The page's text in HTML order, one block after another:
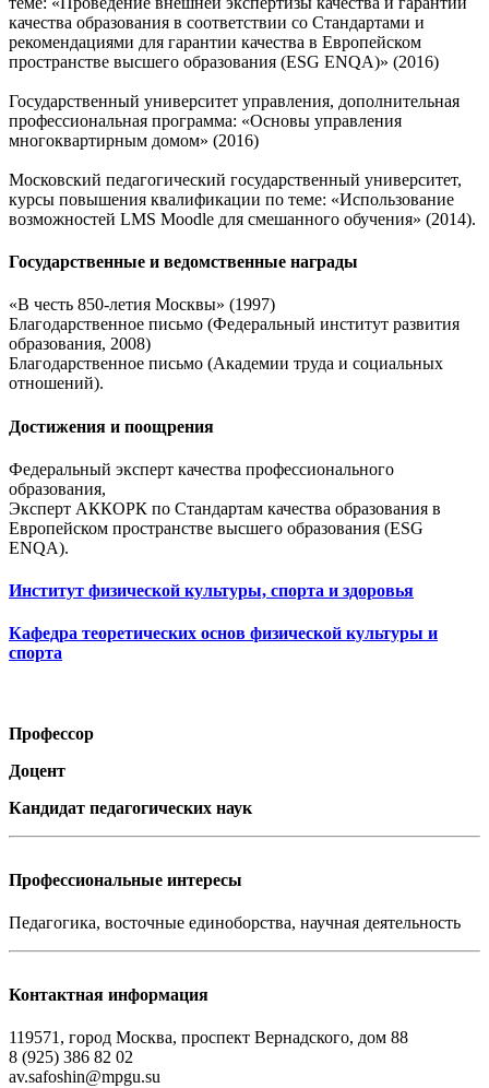
качества образования в соответствии со Стандартами и
рекомендациями для гарантии качества в Европейском
пространстве высшего образования (ESG ENQA)» (2016)
Государственный университет управления, дополнительная
профессиональная программа: «Основы управления
многоквартирным домом» (2016)
Московский педагогический государственный университет,
курсы повышения квалификации по теме: «Использование
возможностей LMS Moodle для смешанного обучения» (2014).
Государственные и ведомственные награды
«В честь 850-летия Москвы» (1997)
Благодарственное письмо (Федеральный институт развития
образования, 2008)
Благодарственное письмо (Академии труда и социальных
отношений).
Достижения и поощрения
Федеральный эксперт качества профессионального
образования,
Эксперт АККОРК по Стандартам качества образования в
Европейском пространстве высшего образования (ESG
ENQA).
Институт физической культуры, спорта и здоровья
Кафедра теоретических основ физической культуры и
спорта
Профессор
Доцент
Кандидат педагогических наук
Профессиональные интересы
Педагогика, восточные единоборства, научная деятельность
Контактная информация
119571, город Москва, проспект Вернадского, дом 88
8 (925) 386 82 02
av.safoshin@mpgu.su